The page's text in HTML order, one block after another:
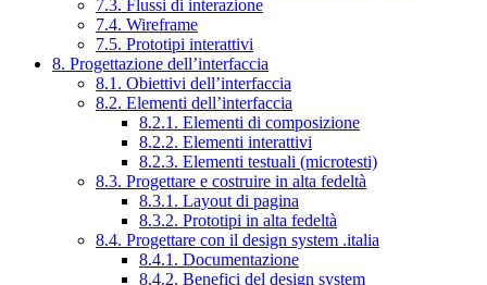
7.3. Flussi di interazione
7.4. Wireframe
7.5. Prototipi interattivi
8. Progettazione dell’interfaccia
8.1. Obiettivi dell’interfaccia
8.2. Elementi dell’interfaccia
8.2.1. Elementi di composizione
8.2.2. Elementi interattivi
8.2.3. Elementi testuali (microtesti)
8.3. Progettare e costruire in alta fedeltà
8.3.1. Layout di pagina
8.3.2. Prototipi in alta fedeltà
8.4. Progettare con il design system .italia
8.4.1. Documentazione
8.4.2. Benefici del design system